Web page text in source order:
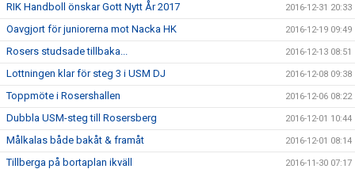
RIK Handboll önskar Gott Nytt År 2017 2016-12-31 20:33
Oavgjort för juniorerna mot Nacka HK 2016-12-19 09:49
Rosers studsade tillbaka... 2016-12-13 08:51
Lottningen klar för steg 3 i USM DJ 2016-12-08 09:38
Toppmöte i Rosershallen 2016-12-06 08:22
Dubbla USM-steg till Rosersberg 2016-12-01 10:44
Målkalas både bakåt & framåt 2016-12-01 08:14
Tillberga på bortaplan ikväll 2016-11-30 07:17